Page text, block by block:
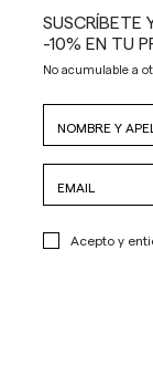
SUSCRÍBETE
-10% EN TU
No acumulable a
Acepto y